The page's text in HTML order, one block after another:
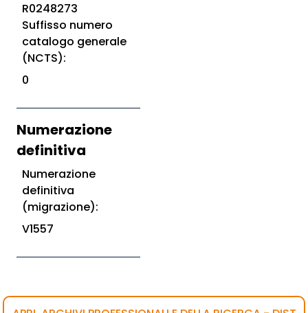
R0248273
Suffisso numero
catalogo generale
(NCTS):
0
Numerazione
definitiva
Numerazione
definitiva
(migrazione):
V1557